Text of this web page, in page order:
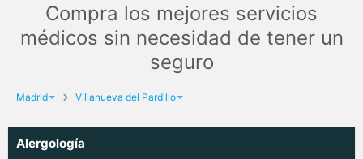
Compra los mejores servicios
médicos sin necesidad de tener un
seguro
Madrid Villanueva del Pardillo
Alergología